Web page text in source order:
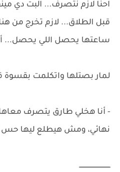
احنا لازم نتصرف... البت دي
قبل الطلاق... لازم تخرج من
ساعتها يحصل اللي يحصل...
لمار بصتلها واتكلمت بقسوة
- أنا هخلي طارق يتصرف
نهائي، ومش هيطلع ليها
ـــــــــــــــــــــــــــــــ